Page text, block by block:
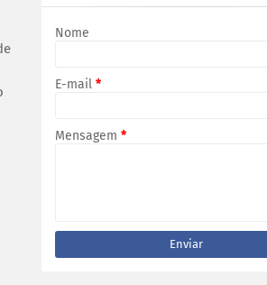
Nome
E-mail *
Mensagem *